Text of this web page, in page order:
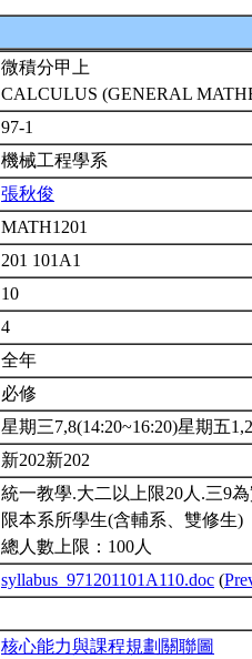
微積分甲上
CALCULUS (GENERAL
97-1
機械工程學系
張秋俊
MATH1201
201 101A1
10
4
全年
必修
星期三7,8(14:20~16:20)星期五
新202新202
統一教學.大二以上限20人.三9
限本系所學生(含輔系、雙修生)
總人數上限：100人
syllabus_971201101A110.doc (
核心能力與課程規劃關聯圖